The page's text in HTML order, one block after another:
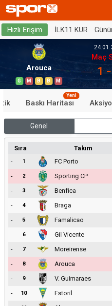
Hızlı Erişim İLK11 KUR
Arouca
G M B B M
Maç
1
Baskı Haritası
Yeni
Genel
Sıra Takım
-
1 FC Porto
-
2 Sporting CP
-
3 Benfica
-
4 Braga
-
5 Famalicao
-
6 Gil Vicente
-
7 Moreirense
-
8 Arouca
-
9 V. Guimaraes
-
10 Estoril